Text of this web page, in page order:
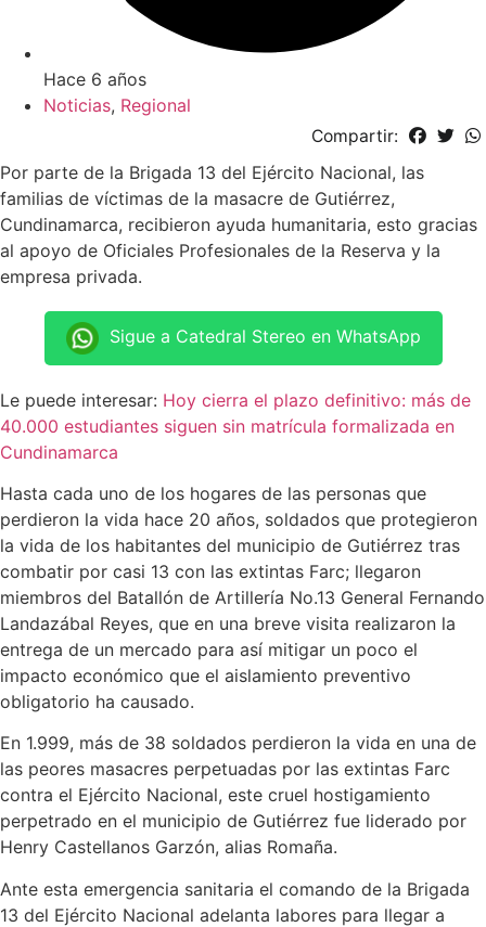
Hace 6 años
Noticias, Regional
Compartir:
Por parte de la Brigada 13 del Ejército Nacional, las
familias de víctimas de la masacre de Gutiérrez,
Cundinamarca, recibieron ayuda humanitaria, esto gracias
al apoyo de Oficiales Profesionales de la Reserva y la
empresa privada.
Sigue a Catedral Stereo en WhatsApp
Le puede interesar: Hoy cierra el plazo definitivo: más de
40.000 estudiantes siguen sin matrícula formalizada en
Cundinamarca
Hasta cada uno de los hogares de las personas que
perdieron la vida hace 20 años, soldados que protegieron
la vida de los habitantes del municipio de Gutiérrez tras
combatir por casi 13 con las extintas Farc; llegaron
miembros del Batallón de Artillería No.13 General Fernando
Landazábal Reyes, que en una breve visita realizaron la
entrega de un mercado para así mitigar un poco el
impacto económico que el aislamiento preventivo
obligatorio ha causado.
En 1.999, más de 38 soldados perdieron la vida en una de
las peores masacres perpetuadas por las extintas Farc
contra el Ejército Nacional, este cruel hostigamiento
perpetrado en el municipio de Gutiérrez fue liderado por
Henry Castellanos Garzón, alias Romaña.
Ante esta emergencia sanitaria el comando de la Brigada
13 del Ejército Nacional adelanta labores para llegar a